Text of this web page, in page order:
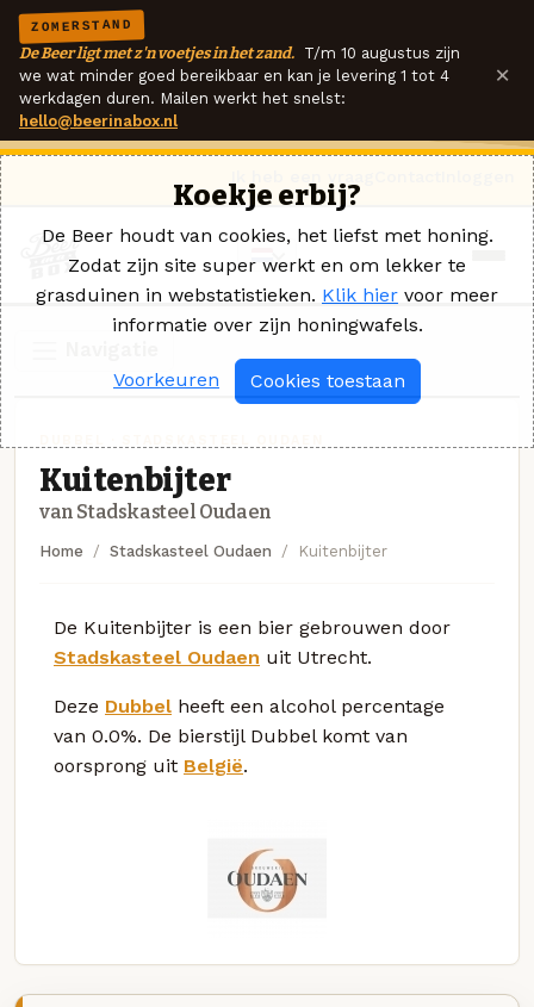
ZOMERSTAND
De Beer ligt met z'n voetjes in het zand. T/m 10 augustus zijn
we wat minder goed bereikbaar en kan je levering 1 tot 4
werkdagen duren. Mailen werkt het snelst:
hello@beerinabox.nl
×
Kuitenbijter
van Stadskasteel Oudaen
Home Stadskasteel Oudaen Kuitenbijter
De Kuitenbijter is een bier gebrouwen door
Stadskasteel Oudaen uit Utrecht.
Deze Dubbel heeft een alcohol percentage
van 0.0%. De bierstijl Dubbel komt van
oorsprong uit België.
Koekje erbij?
De Beer houdt van cookies, het liefst met honing.
Zodat zijn site super werkt en om lekker te
grasduinen in webstatistieken. Klik hier voor meer
informatie over zijn honingwafels.
Voorkeuren Cookies toestaan